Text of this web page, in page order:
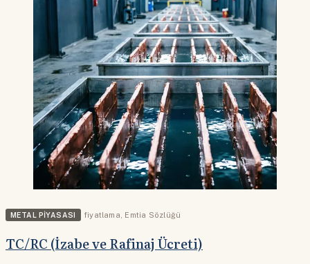
METAL PIYASASI fiyatlama Emtia Sözlüğü
TC/RC (İzabe ve Rafinaj Ücreti)